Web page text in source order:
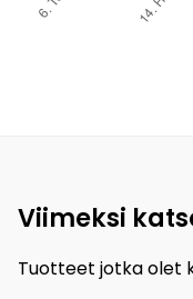
Viimeksi
Tuotteet jotka olet